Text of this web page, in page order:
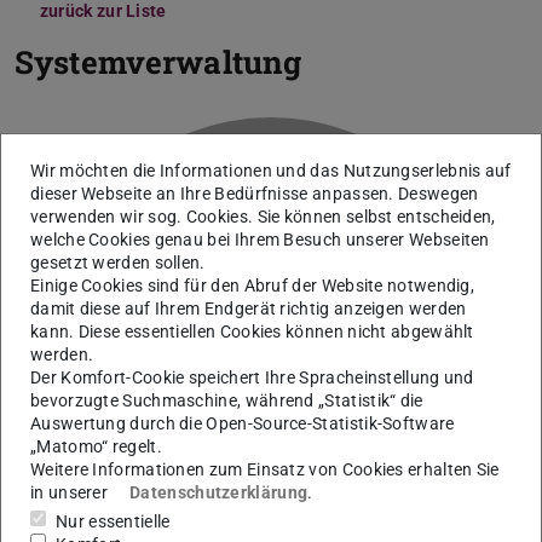
zurück zur Liste
Systemverwaltung
S
Wir möchten die Informationen und das Nutzungserlebnis auf
dieser Webseite an Ihre Bedürfnisse anpassen. Deswegen
verwenden wir sog. Cookies. Sie können selbst entscheiden,
welche Cookies genau bei Ihrem Besuch unserer Webseiten
gesetzt werden sollen.
Einige Cookies sind für den Abruf der Website notwendig,
damit diese auf Ihrem Endgerät richtig anzeigen werden
kann. Diese essentiellen Cookies können nicht abgewählt
werden.
Der Komfort-Cookie speichert Ihre Spracheinstellung und
bevorzugte Suchmaschine, während „Statistik“ die
Auswertung durch die Open-Source-Statistik-Software
„Matomo“ regelt.
Weitere Informationen zum Einsatz von Cookies erhalten Sie
in unserer
Datenschutzerklärung.
Nur essentielle